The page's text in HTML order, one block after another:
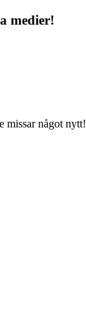
medier!
missar något nytt!